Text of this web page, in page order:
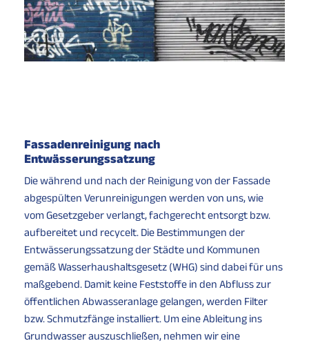
Fassadenreinigung nach
Entwässerungssatzung
Die während und nach der Reinigung von der Fassade
abgespülten Verunreinigungen werden von uns, wie
vom Gesetzgeber verlangt, fachgerecht entsorgt bzw.
aufbereitet und recycelt. Die Bestimmungen der
Entwässerungssatzung der Städte und Kommunen
gemäß Wasserhaushaltsgesetz (WHG) sind dabei für uns
maßgebend. Damit keine Feststoffe in den Abfluss zur
öffentlichen Abwasseranlage gelangen, werden Filter
bzw. Schmutzfänge installiert. Um eine Ableitung ins
Grundwasser auszuschließen, nehmen wir eine